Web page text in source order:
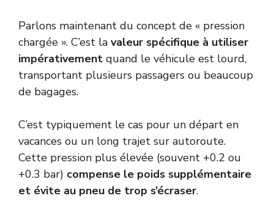
Parlons maintenant du concept de « pression
chargée ». C’est la valeur spécifique à utiliser
impérativement quand le véhicule est lourd,
transportant plusieurs passagers ou beaucoup
de bagages.
C’est typiquement le cas pour un départ en
vacances ou un long trajet sur autoroute.
Cette pression plus élevée (souvent +0.2 ou
+0.3 bar) compense le poids supplémentaire
et évite au pneu de trop s’écraser.